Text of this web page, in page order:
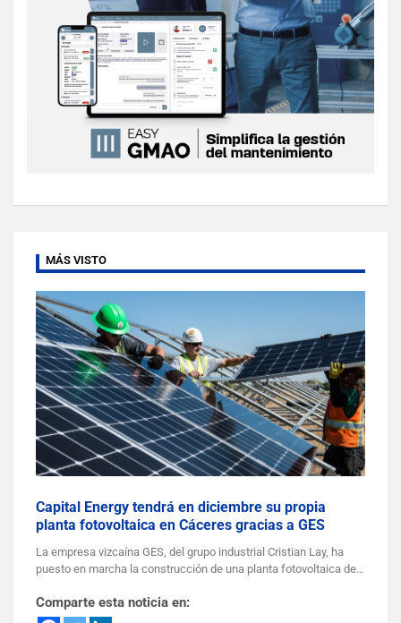
MÁS VISTO
Capital Energy tendrá en diciembre su propia
planta fotovoltaica en Cáceres gracias a GES
La empresa vizcaína GES, del grupo industrial Cristian Lay, ha
puesto en marcha la construcción de una planta fotovoltaica de…
Comparte esta noticia en: